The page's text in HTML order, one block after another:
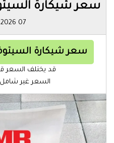
سعر شيكارة
07 August 2026
سعر شيكارة السيتوفيل 25 كيلو
قد يختلف السعر
السعر غير